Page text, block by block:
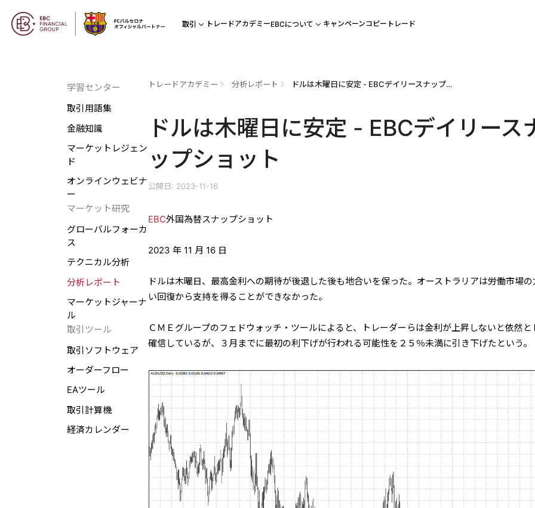
取引 トレードアカデミーEBCについて キャンペーンコピートレード
学習センター
取引用語集
金融知識
マーケットレジェン
ド
オンラインウェビナ
ー
マーケット研究
グローバルフォーカ
ス
テクニカル分析
分析レポート
マーケットジャーナ
ル
取引ツール
取引ソフトウェア
オーダーフロー
EAツール
取引計算機
経済カレンダー
トレードアカデミー 分析レポート ドルは木曜日に安定 - EBCデイリースナップショット
ドルは木曜日に安定 - EBCデイリース
ップショット
公開日: 2023-11-16
EBC外国為替スナップショット
2023 年 11 月 16 日
ドルは木曜日、最高金利への期待が後退した後も地合いを保った。オーストラリアは労働市場の
い回復から支持を得ることができなかった。
ＣＭＥグループのフェドウォッチ・ツールによると、トレーダーらは金利が上昇しないと依然と
確信しているが、３月までに最初の利下げが行われる可能性を２５％未満に引き下げたという。